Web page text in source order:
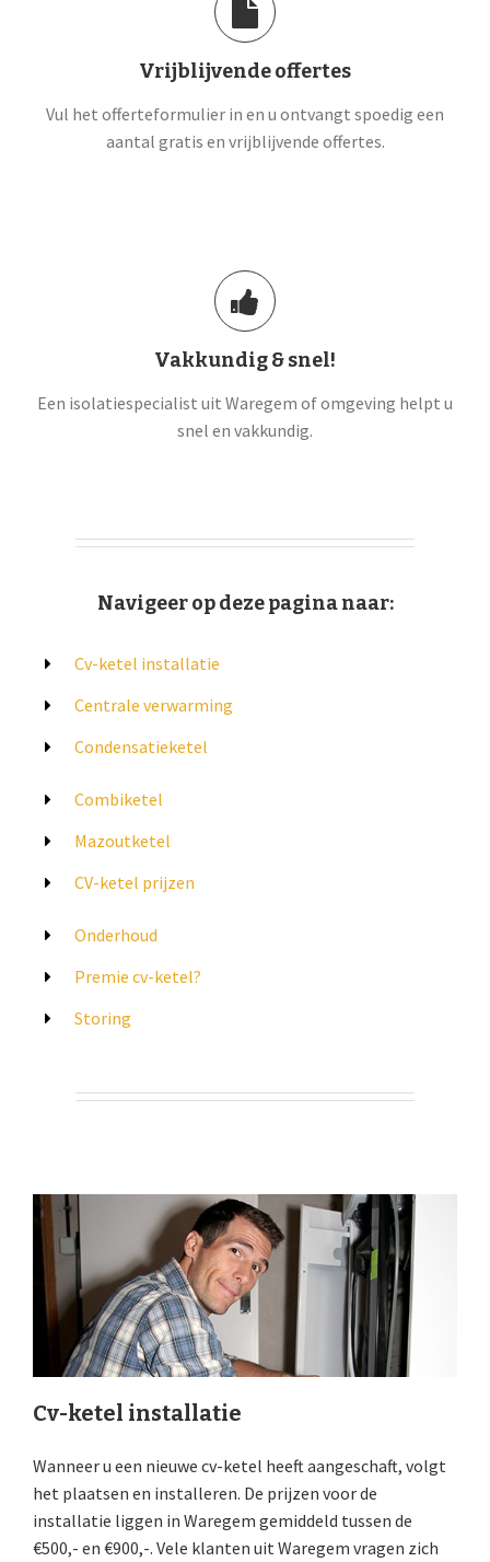
Vrijblijvende offertes
Vul het offerteformulier in en u ontvangt spoedig een
aantal gratis en vrijblijvende offertes.
Vakkundig & snel!
Een isolatiespecialist uit Waregem of omgeving helpt u
snel en vakkundig.
Navigeer op deze pagina naar:
Cv-ketel installatie
Centrale verwarming
Condensatieketel
Combiketel
Mazoutketel
CV-ketel prijzen
Onderhoud
Premie cv-ketel?
Storing
Cv-ketel installatie
Wanneer u een nieuwe cv-ketel heeft aangeschaft, volgt
het plaatsen en installeren. De prijzen voor de
installatie liggen in Waregem gemiddeld tussen de
€500,- en €900,-. Vele klanten uit Waregem vragen zich